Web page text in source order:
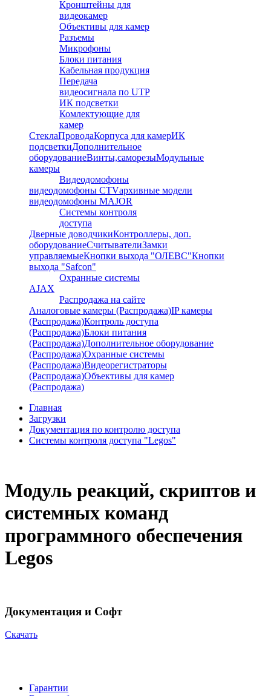
Кронштейны для
видеокамер
Объективы для камер
Разъемы
Микрофоны
Блоки питания
Кабельная продукция
Передача
видеосигнала по UTP
ИК подсветки
Комлектующие для
камер
СтеклаПроводаКорпуса для камерИК
подсветкиДополнительное
оборудованиеВинты,саморезыМодульные
камеры
Видеодомофоны
видеодомофоны CTVархивные модели
видеодомофоны MAJOR
Системы контроля
доступа
Дверные доводчикиКонтроллеры, доп.
оборудованиеСчитывателиЗамки
управляемыеКнопки выхода "ОЛЕВС"Кнопки
выхода "Safcon"
Охранные системы
AJAX
Распродажа на сайте
Аналоговые камеры (Распродажа)IP камеры
(Распродажа)Контроль доступа
(Распродажа)Блоки питания
(Распродажа)Дополнительное оборудование
(Распродажа)Охранные системы
(Распродажа)Видеорегистраторы
(Распродажа)Объективы для камер
(Распродажа)
Главная
Загрузки
Документация по контролю доступа
Системы контроля доступа "Legos"
Модуль реакций, скриптов и
системных команд
программного обеспечения
Legos
Документация и Софт
Cкачать
Гарантии